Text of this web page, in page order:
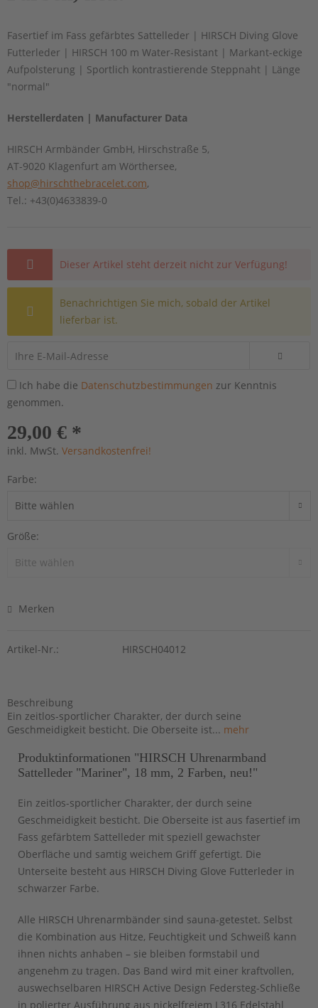
Fasertief im Fass gefärbtes Sattelleder | HIRSCH Diving Glove
Futterleder | HIRSCH 100 m Water-Resistant | Markant-eckige
Aufpolsterung | Sportlich kontrastierende Steppnaht | Länge
"normal"
Herstellerdaten | Manufacturer Data
HIRSCH Armbänder GmbH, Hirschstraße 5,
AT-9020 Klagenfurt am Wörthersee,
shop@hirschthebracelet.com,
Tel.: +43(0)4633839-0
Dieser Artikel steht derzeit nicht zur Verfügung!
Benachrichtigen Sie mich, sobald der Artikel
lieferbar ist.
Ich habe die Datenschutzbestimmungen zur Kenntnis
genommen.
29,00 € *
inkl. MwSt. Versandkostenfrei!
Farbe:
Größe:
Merken
Artikel-Nr.: HIRSCH04012
Beschreibung
Ein zeitlos-sportlicher Charakter, der durch seine
Geschmeidigkeit besticht. Die Oberseite ist... mehr
Produktinformationen "HIRSCH Uhrenarmband
Sattelleder "Mariner", 18 mm, 2 Farben, neu!"
Ein zeitlos-sportlicher Charakter, der durch seine
Geschmeidigkeit besticht. Die Oberseite ist aus fasertief im
Fass gefärbtem Sattelleder mit speziell gewachster
Oberfläche und samtig weichem Griff gefertigt. Die
Unterseite besteht aus HIRSCH Diving Glove Futterleder in
schwarzer Farbe.
Alle HIRSCH Uhrenarmbänder sind sauna-getestet. Selbst
die Kombination aus Hitze, Feuchtigkeit und Schweiß kann
ihnen nichts anhaben – sie bleiben formstabil und
angenehm zu tragen. Das Band wird mit einer kraftvollen,
auswechselbaren HIRSCH Active Design Federsteg-Schließe
in polierter Ausführung aus nickelfreiem L316 Edelstahl